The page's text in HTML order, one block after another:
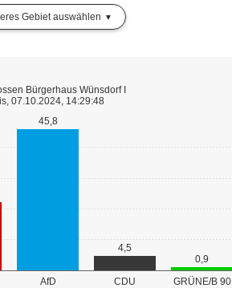
Gebiet auswählen
AfD CDU GRÜNE/B 90
45,8
4,5
0,9
Bürgerhaus Wünsdorf I
07.10.2024, 14:29:48